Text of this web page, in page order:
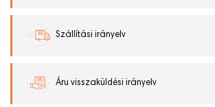
Szállítási irányelv
Áru visszaküldési irányelv